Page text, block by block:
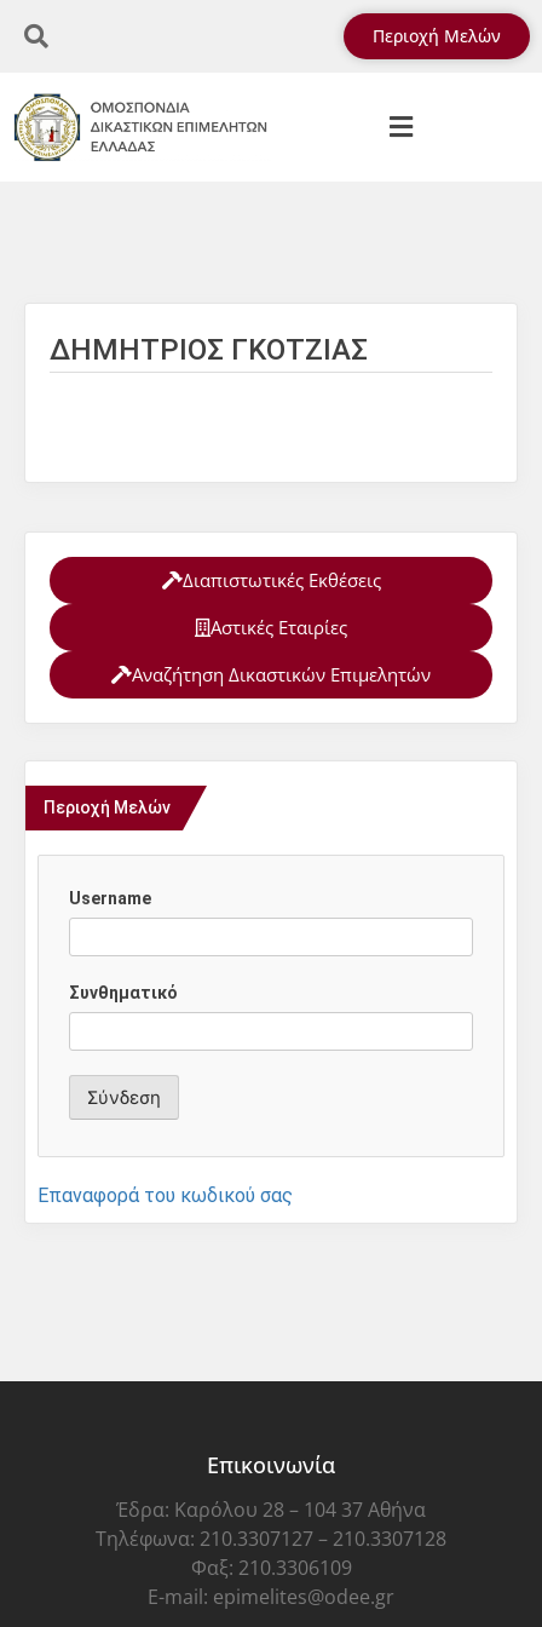
Περιοχή Μελών
ΔΗΜΗΤΡΙΟΣ ΓΚΟΤΖΙΑΣ
Διαπιστωτικές Εκθέσεις
Αστικές Εταιρίες
Αναζήτηση Δικαστικών Επιμελητών
Περιοχή Μελών
Username
Συνθηματικό
Επαναφορά του κωδικού σας
Επικοινωνία
Έδρα: Καρόλου 28 – 104 37 Αθήνα
Τηλέφωνα: 210.3307127 – 210.3307128
Φαξ: 210.3306109
E-mail: epimelites@odee.gr